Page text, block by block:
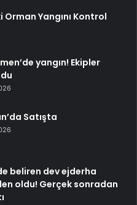
Orman Yangını Kontrol
yangın! Ekipler
Satışta
beliren dev ejderha
oldu! Gerçek sonradan